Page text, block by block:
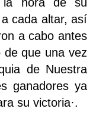
cada altar, así
a cabo antes
de que una vez
de Nuestra
ganadores ya
su victoria·.